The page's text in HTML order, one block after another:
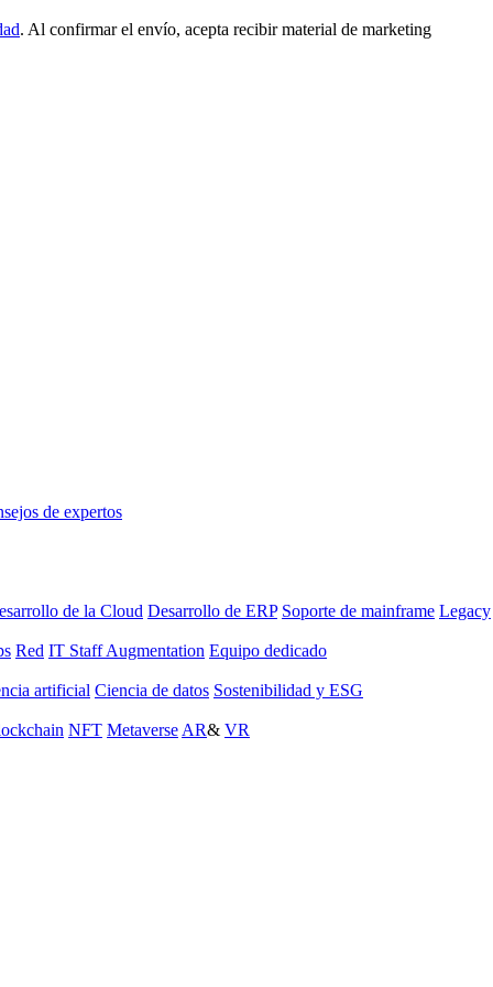
. Al confirmar el envío, acepta recibir material de marketing
de expertos
de la Cloud Desarrollo de ERP Soporte de mainframe Legacy
Red IT Staff Augmentation Equipo dedicado
artificial Ciencia de datos Sostenibilidad y ESG
NFT Metaverse AR& VR